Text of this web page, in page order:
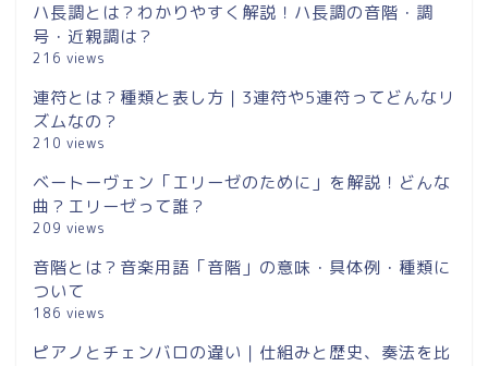
ハ長調とは？わかりやすく解説！ハ長調の音階・調
号・近親調は？
216 views
連符とは？種類と表し方｜3連符や5連符ってどんなリ
ズムなの？
210 views
ベートーヴェン「エリーゼのために」を解説！どんな
曲？エリーゼって誰？
209 views
音階とは？音楽用語「音階」の意味・具体例・種類に
ついて
186 views
ピアノとチェンバロの違い｜仕組みと歴史、奏法を比